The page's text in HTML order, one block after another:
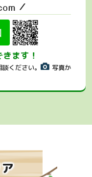
／
ます！
ください。
写真か